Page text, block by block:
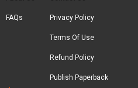
FAQs Privacy Policy
Terms Of Use
Refund Policy
Publish Paperback